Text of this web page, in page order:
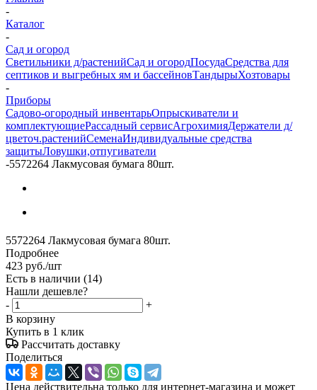
-
Каталог
-
Сад и огород
Светильники д/растенийСад и огородПосудаСредства для
септиков и выгребных ям и бассейновТандырыХозтовары
-
Приборы
Садово-огородный инвентарьОпрыскиватели и
комплектующиеРассадный сервисАгрохимияДержатели д/
цветоч.растенийСеменаИндивидуальные средства
защитыЛовушки,отпугиватели
-5572264 Лакмусовая бумага 80шт.
5572264 Лакмусовая бумага 80шт.
Подробнее
423 руб./шт
Есть в наличии (14)
Нашли дешевле?
-
+
В корзину
Купить в 1 клик
Рассчитать доставку
Поделиться
Цена действительна только для интернет-магазина и может